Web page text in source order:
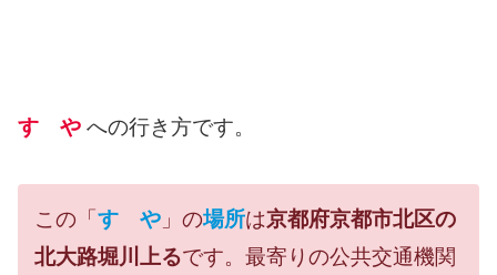
すゞや への行き方です。
この「 すゞや 」の場所は京都府京都市北区の
北大路堀川上るです。最寄りの公共交通機関